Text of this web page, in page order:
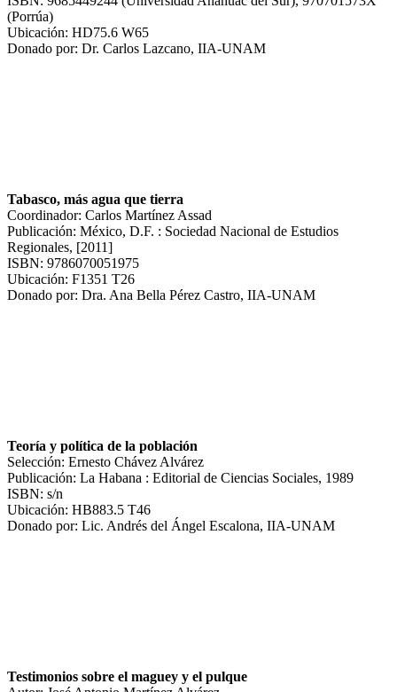
(Porrúa)
Ubicación: HD75.6 W65
Donado por: Dr. Carlos Lazcano, IIA-UNAM
Tabasco, más agua que tierra
Coordinador: Carlos Martínez Assad
Publicación: México, D.F. : Sociedad Nacional de Estudios
Regionales, [2011]
ISBN: 9786070051975
Ubicación: F1351 T26
Donado por: Dra. Ana Bella Pérez Castro, IIA-UNAM
Teoría y política de la población
Selección: Ernesto Chávez Alvárez
Publicación: La Habana : Editorial de Ciencias Sociales, 1989
ISBN: s/n
Ubicación: HB883.5 T46
Donado por: Lic. Andrés del Ángel Escalona, IIA-UNAM
Testimonios sobre el maguey y el pulque